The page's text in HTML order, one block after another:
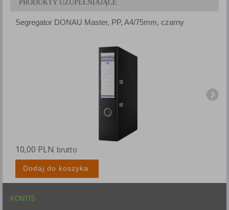
PRODUKTY UZUPEŁNIAJĄCE
Segregator DONAU Master, PP, A4/75mm, czarny
10,00 PLN brutto
Dodaj do koszyka
KONTIS